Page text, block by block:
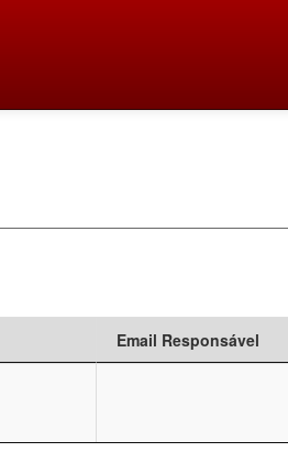
Email Responsável